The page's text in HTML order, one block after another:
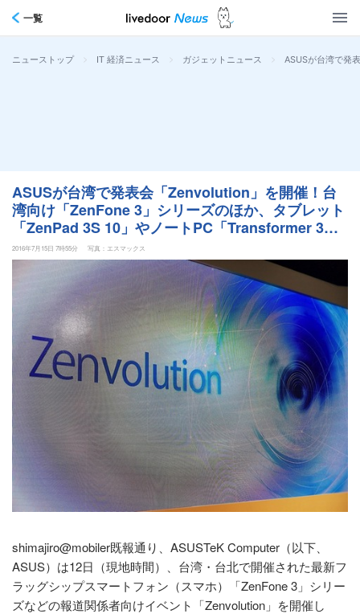
一覧
ニューストップ > IT 経済ニュース > ガジェットニュース > ASUSが台湾で発
ASUSが台湾で発表会「Zenvolution」を開催！台
湾向け「ZenFone 3」シリーズのほか、タブレット
「ZenPad 3S 10」やノートPC「Transformer 3
Pro」を正式発表【レポート】
2016年7月15日 7時55分 写真：エスマックス
shimajiro@mobiler既報通り、ASUSTeK Computer（以下、
ASUS）は12日（現地時間）、台湾・台北で開催された最新フ
ラッグシップスマートフォン（スマホ）「ZenFone 3」シリー
ズなどの報道関係者向けイベント「Zenvolution」を開催し